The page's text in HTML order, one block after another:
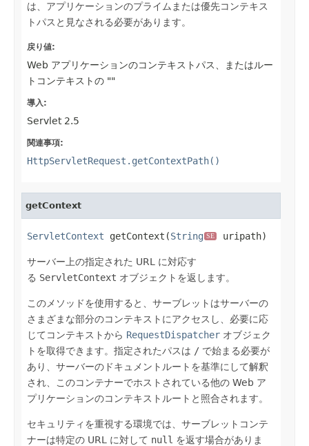
は、アプリケーションのプライムまたは優先コンテキス
トパスと見なされる必要があります。
戻り値:
Web アプリケーションのコンテキストパス、またはルー
トコンテキストの ""
導入:
Servlet 2.5
関連事項:
HttpServletRequest.getContextPath()
getContext
ServletContext getContext(String SE uripath)
サーバー上の指定された URL に対応す
る ServletContext オブジェクトを返します。
このメソッドを使用すると、サーブレットはサーバーの
さまざまな部分のコンテキストにアクセスし、必要に応
じてコンテキストから RequestDispatcher オブジェク
トを取得できます。指定されたパスは / で始まる必要が
あり、サーバーのドキュメントルートを基準にして解釈
され、このコンテナーでホストされている他の Web ア
プリケーションのコンテキストルートと照合されます。
セキュリティを重視する環境では、サーブレットコンテ
ナーは特定の URL に対して null を返す場合がありま